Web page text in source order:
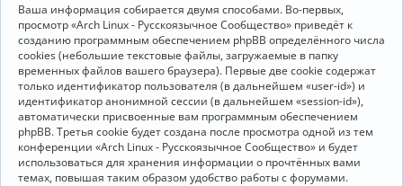
я
Ваша информация собирается двумя способами. Во-первых,
просмотр «Arch Linux - Русскоязычное Сообщество» приведёт к
созданию программным обеспечением phpBB определённого числа
cookies (небольшие текстовые файлы, загружаемые в папку
временных файлов вашего браузера). Первые две cookie содержат
только идентификатор пользователя (в дальнейшем «user-id») и
идентификатор анонимной сессии (в дальнейшем «session-id»),
автоматически присвоенные вам программным обеспечением
phpBB. Третья cookie будет создана после просмотра одной из тем
конференции «Arch Linux - Русскоязычное Сообщество» и будет
использоваться для хранения информации о прочтённых вами
темах, повышая таким образом удобство работы с форумами.